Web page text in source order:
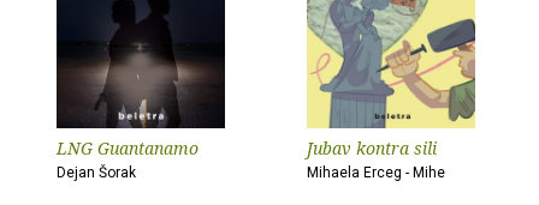
LNG Guantanamo
Dejan Šorak
Jubav kontra sili
Mihaela Erceg - Mihe